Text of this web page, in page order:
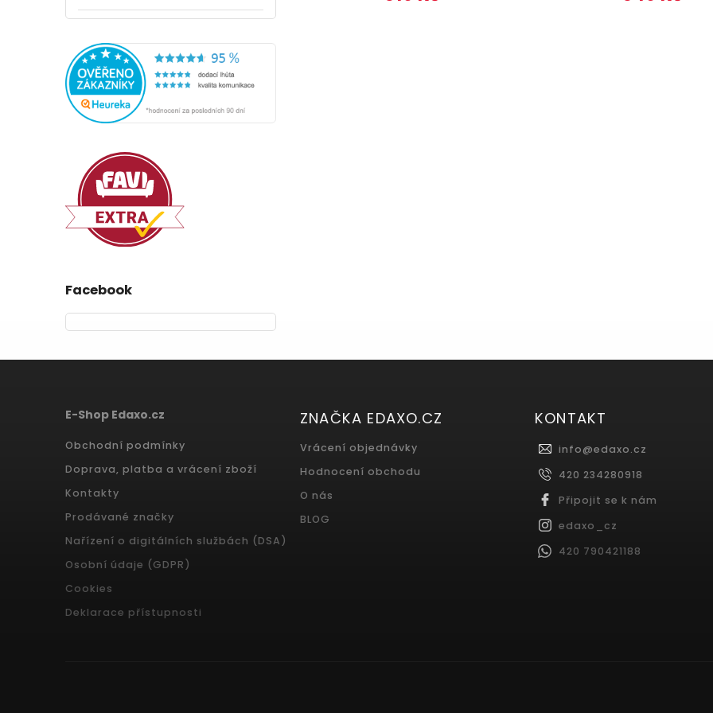
Facebook
419 Kč
E-Shop Edaxo.cz
Obchodní podmínky
Doprava, platba a vrácení zboží
Kontakty
Prodávané značky
Nařízení o digitálních službách (DSA)
Osobní údaje (GDPR)
Cookies
Deklarace přístupnosti
ZNAČKA EDAXO.CZ
Vrácení objednávky
Hodnocení obchodu
O nás
BLOG
KONTAKT
info@edaxo.cz
420 234280918
Připojit se k nám
edaxo_cz
420 790421188